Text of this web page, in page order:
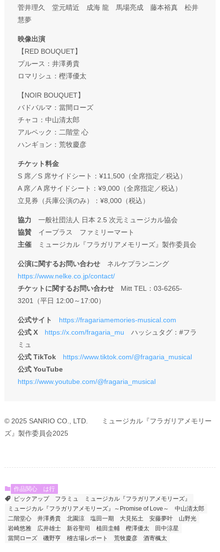
菅井理久 堂元晴近 成海 龍 馬場亮成 藤本裕真 松井
慧夢
映像出演
【RED BOUQUET】
プルース：井澤勇貴
ロマリシュ：樫澤優太
【NOIR BOUQUET】
バドバルマ：當間ローズ
チャコ：中山清太郎
アルペック：二階堂 心
ハンギョン：荒牧慶彦
チケット料金
S 席／S 席サイドシート：¥11,500（全席指定／税込）
A 席／A 席サイドシート：¥9,000（全席指定／税込）
立見券（兵庫公演のみ）：¥8,000（税込）
協力 一般社団法人 日本 2.5 次元ミュージカル協会
協賛イープラス ファミリーマート
主催ミュージカル『フラガリアメモリーズ』製作委員会
公演に関するお問い合わせネルケプランニング
https://www.nelke.co.jp/contact/
チケットに関するお問い合わせMitt TEL：03-6265-
3201（平日 12:00～17:00）
公式サイト
https://fragariamemories-musical.com
公式 Xhttps://x.com/fragaria_mu ハッシュタグ：#フラ
ミュ
公式 TikTok
https://www.tiktok.com/@fragaria_musical
公式 YouTube
https://www.youtube.com/@fragaria_musical
© 2025 SANRIO CO., LTD. ミュージカル『フラガリアメモリー
ズ』製作委員会2025
作品関心
は行
ピックアップ
フラミュ
ミュージカル『フラガリアメモリーズ』
ミュージカル『フラガリアメモリーズ』～Promise of Love～
中山清太郎
二階堂心
井澤勇貴 北園涼 塩田一期 大見拓土 安藤夢叶
山野光
岩崎悠雅
広井雄士 新谷聖司 植田圭輔 樫澤優太
田中涼星
當間ローズ
磯野亨 稽古場レポート 荒牧慶彦 酒寄楓太